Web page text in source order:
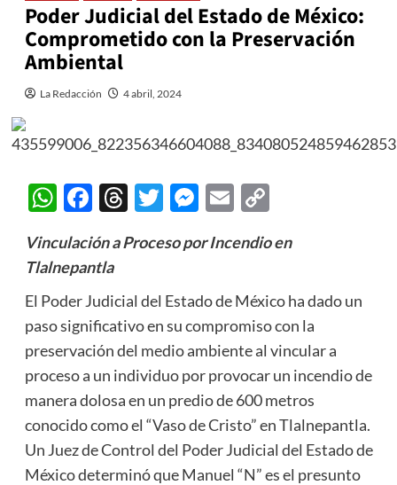
Poder Judicial del Estado de México:
Comprometido con la Preservación
Ambiental
La Redacción 4 abril, 2024
WhatsApp
Facebook
Threads
Twitter
Messenger
EmailCopy
Vinculación a Proceso por Incendio en
Tlalnepantla
El Poder Judicial del Estado de México ha dado un
paso significativo en su compromiso con la
preservación del medio ambiente al vincular a
proceso a un individuo por provocar un incendio de
manera dolosa en un predio de 600 metros
conocido como el “Vaso de Cristo” en Tlalnepantla.
Un Juez de Control del Poder Judicial del Estado de
México determinó que Manuel “N” es el presunto